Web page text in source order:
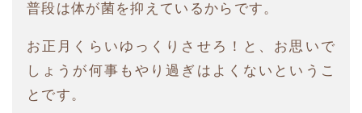
普段は体が菌を抑えているからです。
お正月くらいゆっくりさせろ！と、お思いで
しょうが何事もやり過ぎはよくないというこ
とです。